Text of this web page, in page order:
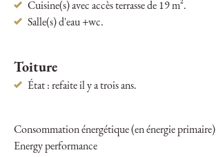
Cuisine(s) avec accès terrasse de 19 m².
Salle(s) d'eau +wc.
Toiture
État : refaite il y a trois ans.
Consommation énergétique (en énergie primaire)
Energy performance